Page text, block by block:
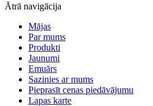
Ātrā navigācija
Mājas
Par mums
Produkti
Jaunumi
Emuārs
Sazinies ar mums
Pieprasīt cenas piedāvājumu
Lapas karte